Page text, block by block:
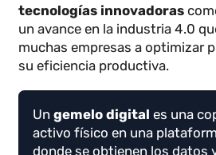
La digitalización industrial ha
tecnologías innovadoras
un avance en la industria 4.0
muchas empresas a
su eficiencia productiva.
Ungemelo digitales una